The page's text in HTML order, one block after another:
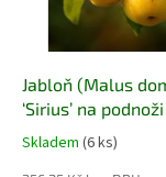
Jabloň (Malus
‘Sirius’ na
zimní jabloň na
M25 – žluté
Skladem (6 ks)